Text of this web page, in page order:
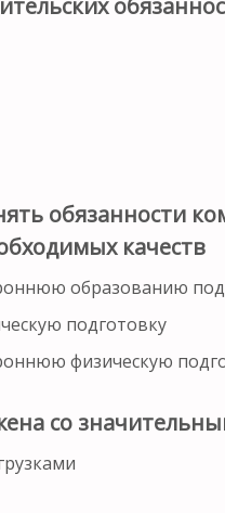
обязанности
качеств
образованию
подготовку
физическую
со